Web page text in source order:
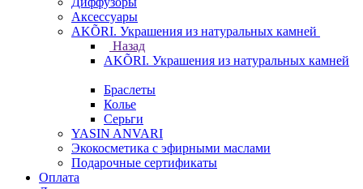
Аксессуары
AKÕRI. Украшения из натуральных камней
Назад
AKÕRI. Украшения из натуральных камней
Браслеты
Колье
Серьги
YASIN ANVARI
Экокосметика с эфирными маслами
Подарочные сертификаты
Оплата